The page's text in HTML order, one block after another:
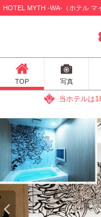
HOTEL MYTH -WA-（ホテル マ
TOP 写真
当ホテルは